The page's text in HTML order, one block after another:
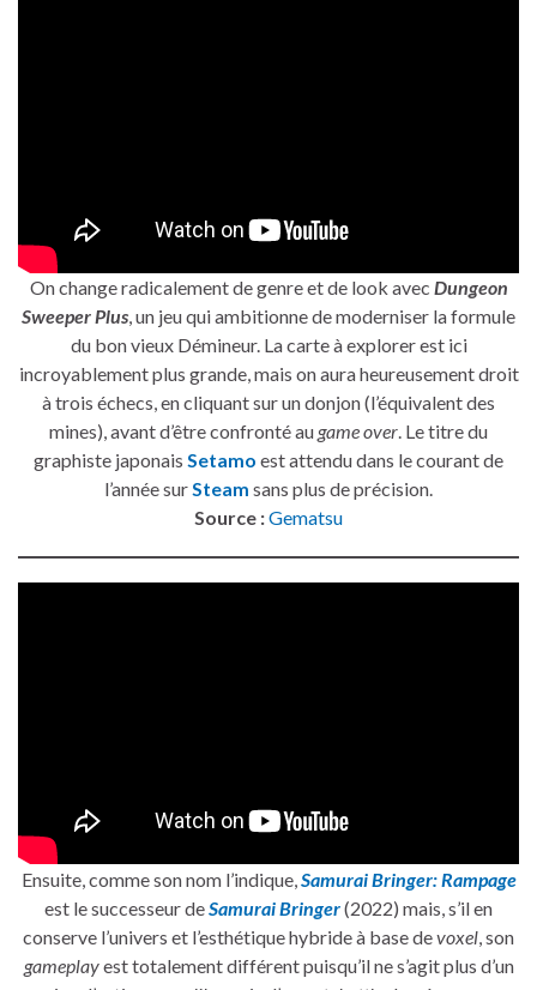
On change radicalement de genre et de look avec Dungeon
Sweeper Plus, un jeu qui ambitionne de moderniser la formule
du bon vieux Démineur. La carte à explorer est ici
incroyablement plus grande, mais on aura heureusement droit
à trois échecs, en cliquant sur un donjon (l’équivalent des
mines), avant d’être confronté au game over. Le titre du
graphiste japonais Setamo est attendu dans le courant de
l’année surSteam sans plus de précision.
Source :Gematsu
Ensuite, comme son nom l’indique, Samurai Bringer: Rampage
est le successeur deSamurai Bringer(2022) mais, s’il en
conserve l’univers et l’esthétique hybride à base devoxel , son
gameplayest totalement différent puisqu’il ne s’agit plus d’un